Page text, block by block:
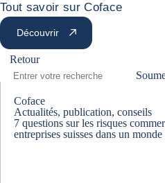
Tout savoir sur Coface
Découvrir
Retour
Coface
Actualités, publication, conseils
7 questions sur les risques
entreprises suisses dans un